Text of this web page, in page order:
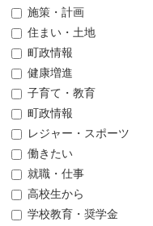
施策・計画
住まい・土地
町政情報
健康増進
子育て・教育
町政情報
レジャー・スポーツ
働きたい
就職・仕事
高校生から
学校教育・奨学金